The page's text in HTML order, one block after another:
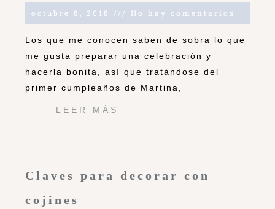
octubre 8, 2018 No hay comentarios
Los que me conocen saben de sobra lo que
me gusta preparar una celebración y
hacerla bonita, así que tratándose del
primer cumpleaños de Martina,
LEER MÁS
Claves para decorar con
cojines